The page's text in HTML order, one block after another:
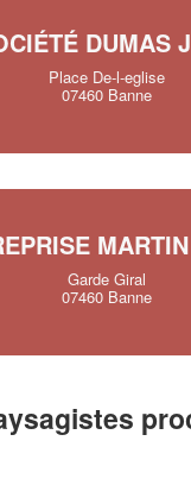
DUMAS
Place De-l-eglise
07460 Banne
Garde Giral
07460 Banne